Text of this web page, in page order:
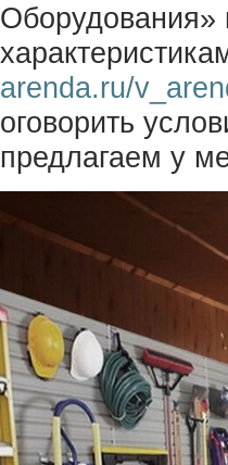
Оборудования»
arenda.ru/
оговорить
предлагаем у